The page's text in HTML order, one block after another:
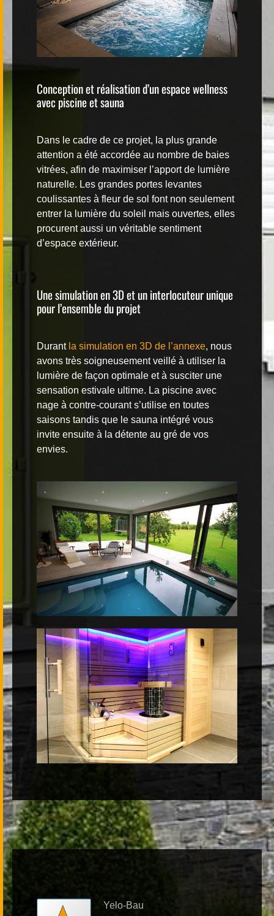
Conception et réalisation d’un espace wellness
avec piscine et sauna
Dans le cadre de ce projet, la plus grande
attention a été accordée au nombre de baies
vitrées, afin de maximiser l’apport de lumière
naturelle. Les grandes portes levantes
coulissantes à fleur de sol font non seulement
entrer la lumière du soleil mais ouvertes, elles
procurent aussi un véritable sentiment
d’espace extérieur.
Une simulation en 3D et un interlocuteur unique
pour l’ensemble du projet
Durant la simulation en 3D de l’annexe, nous
avons très soigneusement veillé à utiliser la
lumière de façon optimale et à susciter une
sensation estivale ultime. La piscine avec
nage à contre-courant s’utilise en toutes
saisons tandis que le sauna intégré vous
invite ensuite à la détente au gré de vos
envies.
Yelo-Bau